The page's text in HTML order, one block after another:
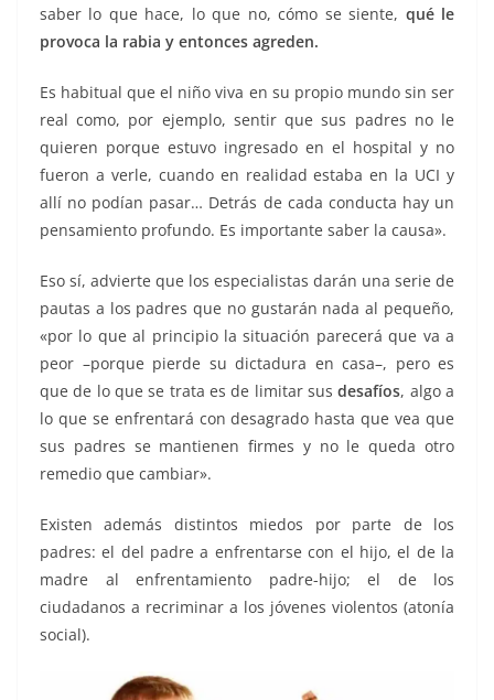
saber lo que hace, lo que no, cómo se siente, qué le
provoca la rabia y entonces agreden.
Es habitual que el niño viva en su propio mundo sin ser
real como, por ejemplo, sentir que sus padres no le
quieren porque estuvo ingresado en el hospital y no
fueron a verle, cuando en realidad estaba en la UCI y
allí no podían pasar… Detrás de cada conducta hay un
pensamiento profundo. Es importante saber la causa».
Eso sí, advierte que los especialistas darán una serie de
pautas a los padres que no gustarán nada al pequeño,
«por lo que al principio la situación parecerá que va a
peor –porque pierde su dictadura en casa–, pero es
que de lo que se trata es de limitar susdesafíos, algo a
lo que se enfrentará con desagrado hasta que vea que
sus padres se mantienen firmes y no le queda otro
remedio que cambiar».
Existen además distintos miedos por parte de los
padres: el del padre a enfrentarse con el hijo, el de la
madre al enfrentamiento padre-hijo; el de los
ciudadanos a recriminar a los jóvenes violentos (atonía
social).